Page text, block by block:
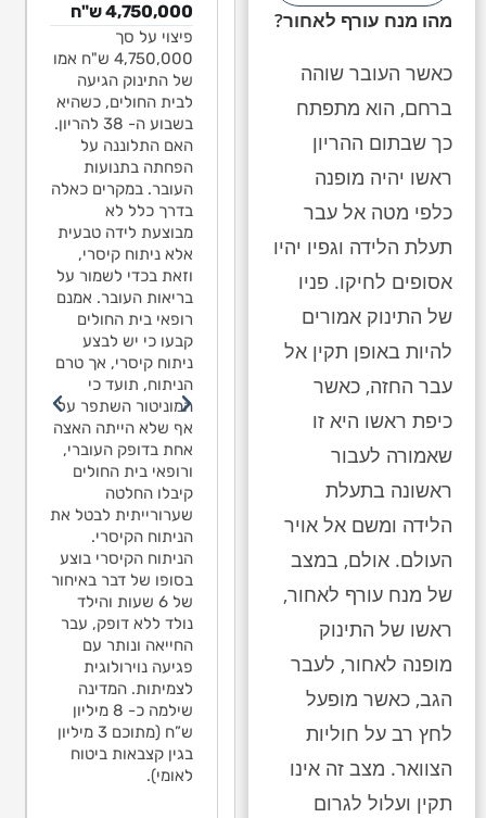
מהו מנח עורף לאחור?
כאשר העובר שוהה
ברחם, הוא מתפתח
כך שבתום ההריון
ראשו יהיה מופנה
כלפי מטה אל עבר
תעלת הלידה וגפיו יהיו
אסופים לחיקו. פניו
של התינוק אמורים
להיות באופן תקין אל
עבר החזה, כאשר
כיפת ראשו היא זו
שאמורה לעבור
ראשונה בתעלת
הלידה ומשם אל אויר
העולם. אולם, במצב
של מנח עורף לאחור,
ראשו של התינוק
מופנה לאחור, לעבר
הגב, כאשר מופעל
לחץ רב על חוליות
הצוואר. מצב זה אינו
תקין ועלול לגרום
1,541,068 ש"ח
ילד בן שנה ותשעה
מגלשה חצויה בגן
לאומי בירושלים. כל
החצי התחתון של
המגלשה היה חסר.
ומיד סבל מפרכוס.
מאז יש לו אפילפסיה.
כי האפילפסיה נגרמה
כתוצאה מהנפילה,
שבר או דימום מוחי.
מספר מומחים
לנוירולוגיה מסרו
בהתייעצות פנימית כי
הנפילה לבין
האפילפסיה בגלל
מוחי. בישיבת הגישור
שהתקיימה בתיק
עמדתי על משפט
אחד בחוות הדעת
לפניו אינו יכול לקבוע
את אחוזי הנכות
מהנפילה. הנתבעים
ג’ נגד ההורים
והאשימו אותם
הפשרה טענות אלה
לא התקבלו.
4,750,000 ש"ח
4,750,000 ש"ח אמו
של התינוק הגיעה
לבית החולים, כשהיא
בשבוע ה- 38 להריון.
העובר. במקרים כאלה
בדרך כלל לא
מבוצעת לידה טבעית
אלא ניתוח קיסרי,
וזאת בכדי לשמור על
בריאות העובר. אמנם
רופאי בית החולים
קבעו כי יש לבצע
ניתוח קיסרי, אך טרם
המוניטור השתפר על
אף שלא הייתה האצה
אחת בדופק העוברי,
ורופאי בית החולים
שערורייתית לבטל את
הניתוח הקיסרי.
הניתוח הקיסרי בוצע
בסופו של דבר באיחור
נולד ללא דופק, עבר
פגיעה נוירולוגית
לצמיתות. המדינה
שילמה כ- 8 מיליון
ש”ח (מתוכם 3 מיליון
בגין קצבאות ביטוח
לאומי).
1,541,068 ש"ח
בגין נפילה​
ילד בן שנה ותשעה
חודשים עלה על
מגלשה חצויה בגן
לאומי בירושלים. כל
החצי התחתון של
המגלשה היה חסר.
נפל מגובה 2 מטרים
ומיד סבל מפרכוס.
מאז יש לו אפילפסיה.
מומחה התביעה טען
כי האפילפסיה נגרמה
כתוצאה מהנפילה,
למרות שלא נגרם
שבר או דימום מוחי.
מספר מומחים
לנוירולוגיה מסרו
בהתייעצות פנימית כי
לדעתם אין קשר בין
הנפילה לבין
האפילפסיה בגלל
שלא היה שבר/דימום
מוחי. בישיבת הגישור
שהתקיימה בתיק
עמדתי על משפט
אחד בחוות הדעת
מטעם הנתבעים,
לפניו אינו יכול לקבוע
את אחוזי הנכות
שנגרמו כתוצאה
מהנפילה. הנתבעים
גם הגישו הודעת צד
ג’ נגד ההורים
והאשימו אותם
בנפילה. במסגרת